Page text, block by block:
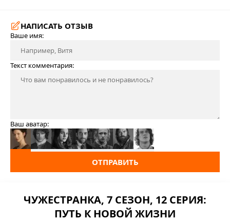
НАПИСАТЬ ОТЗЫВ
Ваше имя:
Текст комментария:
Ваш аватар:
ОТПРАВИТЬ
ЧУЖЕСТРАНКА, 7 СЕЗОН, 12 СЕРИЯ:
ПУТЬ К НОВОЙ ЖИЗНИ